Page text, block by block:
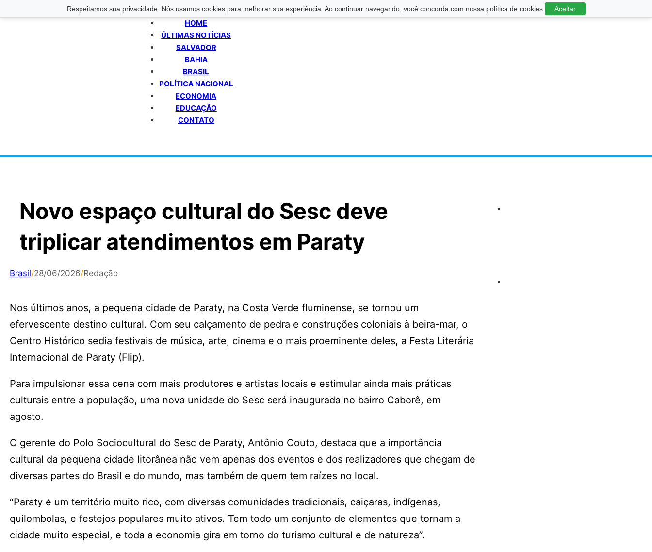
Respeitamos sua privacidade. Nós usamos cookies para melhorar sua experiência. Ao continuar navegando, você concorda com nossa política de cookies. Aceitar
HOME
ÚLTIMAS NOTÍCIAS
SALVADOR
BAHIA
BRASIL
POLÍTICA NACIONAL
ECONOMIA
EDUCAÇÃO
CONTATO
Novo espaço cultural do Sesc deve
triplicar atendimentos em Paraty
Brasil/28/06/2026/Redação
Nos últimos anos, a pequena cidade de Paraty, na Costa Verde fluminense, se tornou um
efervescente destino cultural. Com seu calçamento de pedra e construções coloniais à beira-mar, o
Centro Histórico sedia festivais de música, arte, cinema e o mais proeminente deles, a Festa Literária
Internacional de Paraty (Flip).
Para impulsionar essa cena com mais produtores e artistas locais e estimular ainda mais práticas
culturais entre a população, uma nova unidade do Sesc será inaugurada no bairro Caborê, em
agosto.
O gerente do Polo Sociocultural do Sesc de Paraty, Antônio Couto, destaca que a importância
cultural da pequena cidade litorânea não vem apenas dos eventos e dos realizadores que chegam de
diversas partes do Brasil e do mundo, mas também de quem tem raízes no local.
“Paraty é um território muito rico, com diversas comunidades tradicionais, caiçaras, indígenas,
quilombolas, e festejos populares muito ativos. Tem todo um conjunto de elementos que tornam a
cidade muito especial, e toda a economia gira em torno do turismo cultural e de natureza”.